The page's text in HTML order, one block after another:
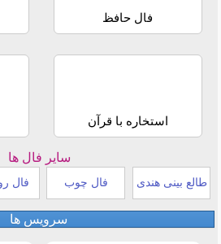
فال حافظ
استخاره با قرآن
سایر فال ها
طالع بینی هندی فال چوب فال
سرویس ها